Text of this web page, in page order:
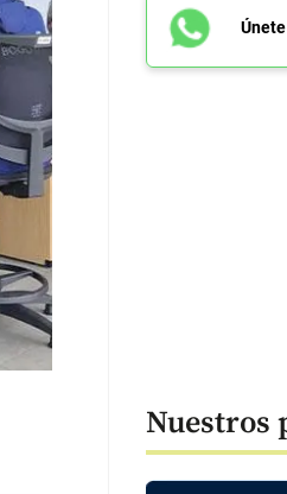
Nuestros